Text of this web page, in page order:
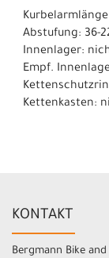
Abstufung: 36-
Innenlager:
Empf.
Kettenkasten:
KONTAKT
Bergmann Bike